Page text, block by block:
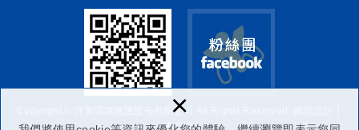
×
Copyright © 洋美環境維護股份有限公司 All Rights Reserved.
多米諾